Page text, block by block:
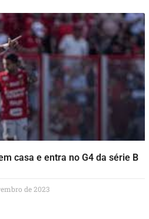
casa e entra no G4 da série B
de 2023